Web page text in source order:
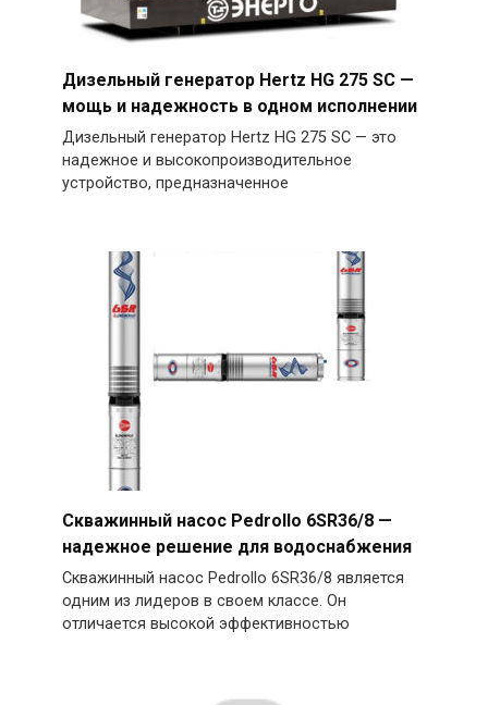
Дизельный генератор Hertz HG 275 SC —
мощь и надежность в одном исполнении
Дизельный генератор Hertz HG 275 SC — это
надежное и высокопроизводительное
устройство, предназначенное
Скважинный насос Pedrollo 6SR36/8 —
надежное решение для водоснабжения
Скважинный насос Pedrollo 6SR36/8 является
одним из лидеров в своем классе. Он
отличается высокой эффективностью